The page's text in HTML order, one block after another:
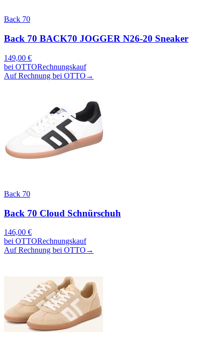
Back 70
Back 70 BACK70 JOGGER N26-20 Sneaker
149,00 €
bei OTTORechnungskauf
Auf Rechnung bei OTTO →
Back 70
Back 70 Cloud Schnürschuh
146,00 €
bei OTTORechnungskauf
Auf Rechnung bei OTTO →